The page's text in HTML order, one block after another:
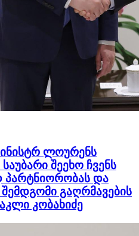
ლოურენს
შეეხო ჩვენს
პარტნიორობას და
გაღრმავების
კობახიძე